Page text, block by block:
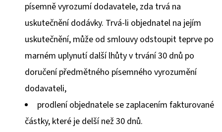
písemně vyrozumí dodavatele, zda trvá na
uskutečnění dodávky. Trvá-li objednatel na jejím
uskutečnění, může od smlouvy odstoupit teprve po
marném uplynutí další lhůty v trvání 30 dnů po
doručení předmětného písemného vyrozumění
dodavateli,
prodlení objednatele se zaplacením fakturované
částky, které je delší než 30 dnů.